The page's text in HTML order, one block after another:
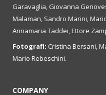
Garavaglia, Giovanna
Malaman, Sandro Marini,
Annamaria Taddei, Ettore
Fotografi: Cristina Bersani,
Mario Rebeschini.
COMPANY